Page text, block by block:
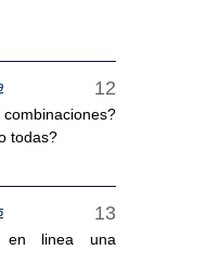
todas?
en linea una